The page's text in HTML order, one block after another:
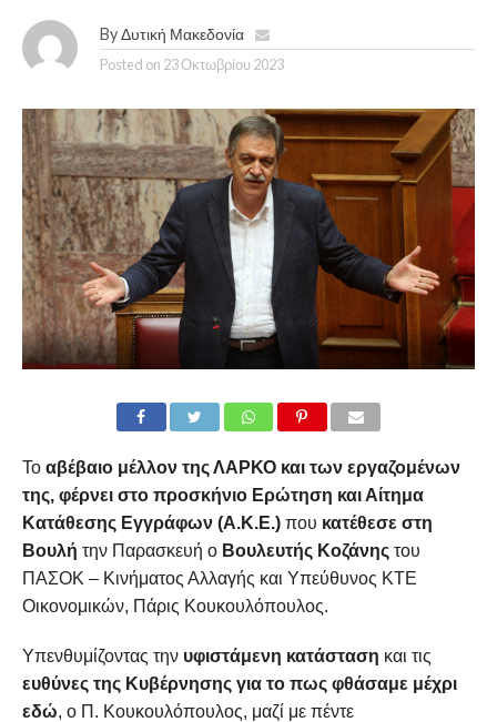
By Δυτική Μακεδονία
Posted on 23 Οκτωβρίου 2023
Το αβέβαιο μέλλον της ΛΑΡΚΟ και των εργαζομένων
της, φέρνει στο προσκήνιο Ερώτηση και Αίτημα
Κατάθεσης Εγγράφων (Α.Κ.Ε.) που κατέθεσε στη
Βουλή την Παρασκευή ο Βουλευτής Κοζάνης του
ΠΑΣΟΚ – Κινήματος Αλλαγής και Υπεύθυνος ΚΤΕ
Οικονομικών, Πάρις Κουκουλόπουλος.
Υπενθυμίζοντας την υφιστάμενη κατάσταση και τις
ευθύνες της Κυβέρνησης για το πως φθάσαμε μέχρι
εδώ, ο Π. Κουκουλόπουλος, μαζί με πέντε